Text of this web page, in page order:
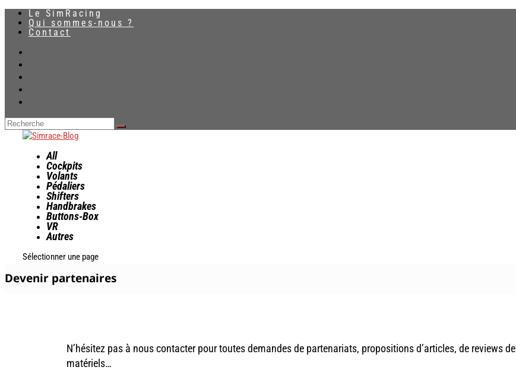
Le SimRacing
Qui sommes-nous ?
Contact
All
Cockpits
Volants
Pédaliers
Shifters
Handbrakes
Buttons-Box
VR
Autres
Sélectionner une page
Devenir partenaires
N’hésitez pas à nous contacter pour toutes demandes de partenariats, propositions d’articles, de reviews de
matériels…